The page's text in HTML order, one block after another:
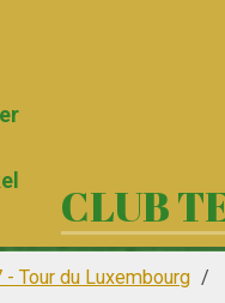
CLUB
- Tour du Luxembourg